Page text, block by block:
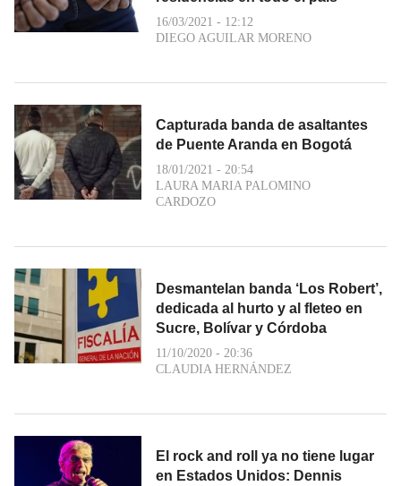
16/03/2021 - 12:12
DIEGO AGUILAR MORENO
Capturada banda de asaltantes
de Puente Aranda en Bogotá
18/01/2021 - 20:54
LAURA MARIA PALOMINO
CARDOZO
Desmantelan banda ‘Los Robert’,
dedicada al hurto y al fleteo en
Sucre, Bolívar y Córdoba
11/10/2020 - 20:36
CLAUDIA HERNÁNDEZ
El rock and roll ya no tiene lugar
en Estados Unidos: Dennis